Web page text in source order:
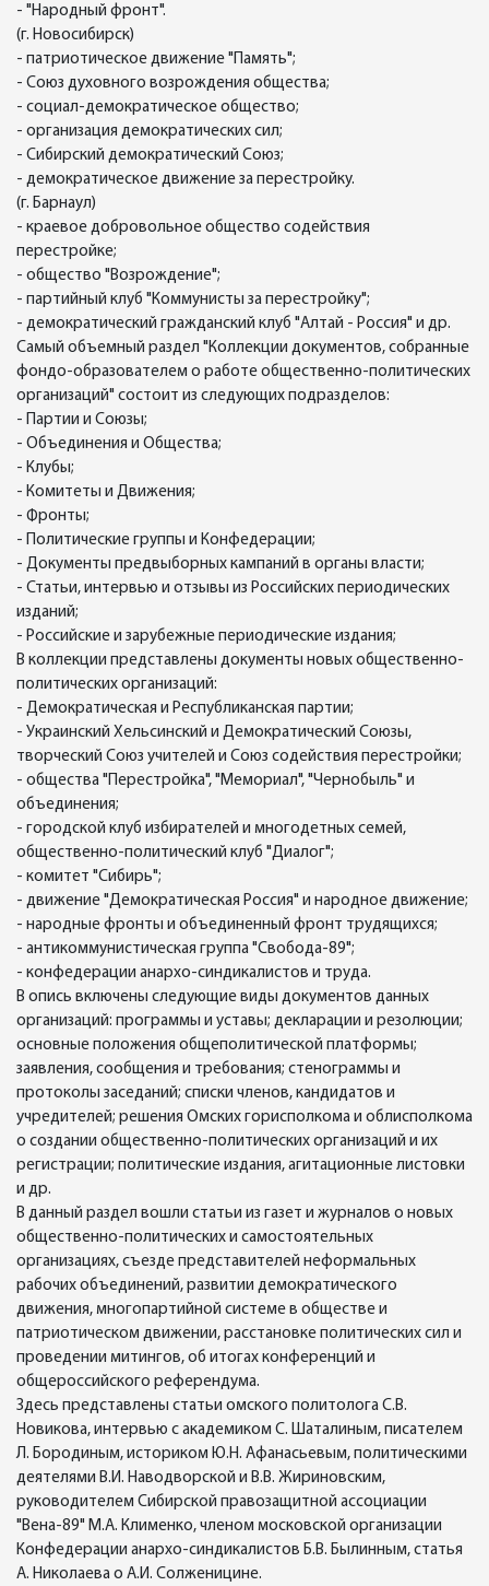
- "Народный фронт".
(г. Новосибирск)
- патриотическое движение "Память";
- Союз духовного возрождения общества;
- социал-демократическое общество;
- организация демократических сил;
- Сибирский демократический Союз;
- демократическое движение за перестройку.
(г. Барнаул)
- краевое добровольное общество содействия
перестройке;
- общество "Возрождение";
- партийный клуб "Коммунисты за перестройку";
- демократический гражданский клуб "Алтай - Россия" и др.
Самый объемный раздел "Коллекции документов, собранные
фондо-образователем о работе общественно-политических
организаций" состоит из следующих подразделов:
- Партии и Союзы;
- Объединения и Общества;
- Клубы;
- Комитеты и Движения;
- Фронты;
- Политические группы и Конфедерации;
- Документы предвыборных кампаний в органы власти;
- Статьи, интервью и отзывы из Российских периодических
изданий;
- Российские и зарубежные периодические издания;
В коллекции представлены документы новых общественно-
политических организаций:
- Демократическая и Республиканская партии;
- Украинский Хельсинский и Демократический Союзы,
творческий Союз учителей и Союз содействия перестройки;
- общества "Перестройка", "Мемориал", "Чернобыль" и
объединения;
- городской клуб избирателей и многодетных семей,
общественно-политический клуб "Диалог";
- комитет "Сибирь";
- движение "Демократическая Россия" и народное движение;
- народные фронты и объединенный фронт трудящихся;
- антикоммунистическая группа "Свобода-89";
- конфедерации анархо-синдикалистов и труда.
В опись включены следующие виды документов данных
организаций: программы и уставы; декларации и резолюции;
основные положения общеполитической платформы;
заявления, сообщения и требования; стенограммы и
протоколы заседаний; списки членов, кандидатов и
учредителей; решения Омских горисполкома и облисполкома
о создании общественно-политических организаций и их
регистрации; политические издания, агитационные листовки
и др.
В данный раздел вошли статьи из газет и журналов о новых
общественно-политических и самостоятельных
организациях, съезде представителей неформальных
рабочих объединений, развитии демократического
движения, многопартийной системе в обществе и
патриотическом движении, расстановке политических сил и
проведении митингов, об итогах конференций и
общероссийского референдума.
Здесь представлены статьи омского политолога С.В.
Новикова, интервью с академиком С. Шаталиным, писателем
Л. Бородиным, историком Ю.Н. Афанасьевым, политическими
деятелями В.И. Наводворской и В.В. Жириновским,
руководителем Сибирской правозащитной ассоциации
"Вена-89" М.А. Клименко, членом московской организации
Конфедерации анархо-синдикалистов Б.В. Былинным, статья
А. Николаева о А.И. Солженицине.